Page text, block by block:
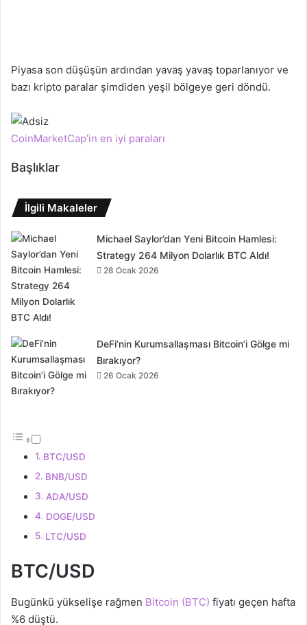
Piyasa son düşüşün ardından yavaş yavaş toparlanıyor ve
bazı kripto paralar şimdiden yeşil bölgeye geri döndü.
CoinMarketCap’in en iyi paraları
Başlıklar
İlgili Makaleler
Michael Saylor’dan Yeni Bitcoin Hamlesi:
Strategy 264 Milyon Dolarlık BTC Aldı!
28 Ocak 2026
DeFi’nin Kurumsallaşması Bitcoin’i Gölge mi
Bırakıyor?
26 Ocak 2026
BTC/USD
BNB/USD
ADA/USD
DOGE/USD
LTC/USD
BTC/USD
Bugünkü yükselişe rağmen Bitcoin (BTC) fiyatı geçen hafta
%6 düştü.